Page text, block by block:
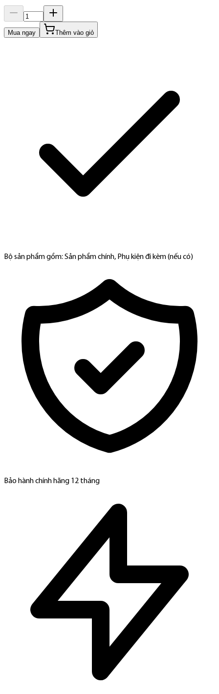
Mua ngay Thêm vào giỏ
Bộ sản phẩm gồm: Sản phẩm chính, Phụ kiện đi kèm (nếu có)
Bảo hành chính hãng 12 tháng